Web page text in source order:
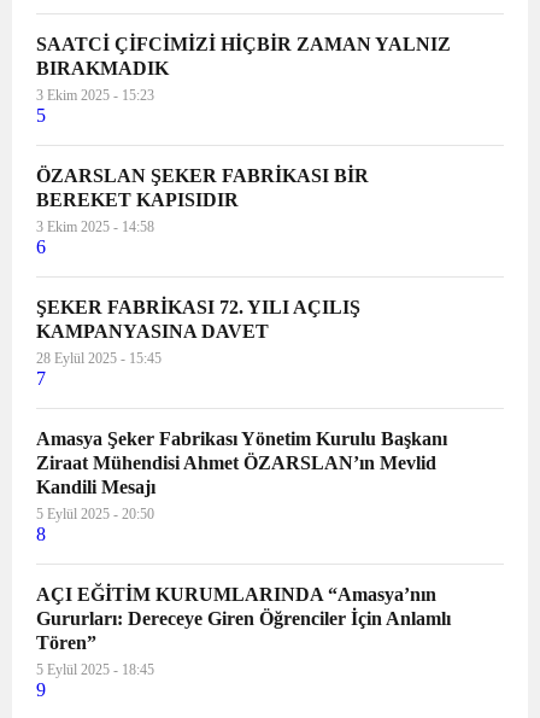
SAATCİ ÇİFCİMİZİ HİÇBİR ZAMAN YALNIZ
BIRAKMADIK
3 Ekim 2025 - 15:23
5
ÖZARSLAN ŞEKER FABRİKASI BİR
BEREKET KAPISIDIR
3 Ekim 2025 - 14:58
6
ŞEKER FABRİKASI 72. YILI AÇILIŞ
KAMPANYASINA DAVET
28 Eylül 2025 - 15:45
7
Amasya Şeker Fabrikası Yönetim Kurulu Başkanı
Ziraat Mühendisi Ahmet ÖZARSLAN’ın Mevlid
Kandili Mesajı
5 Eylül 2025 - 20:50
8
AÇI EĞİTİM KURUMLARINDA “Amasya’nın
Gururları: Dereceye Giren Öğrenciler İçin Anlamlı
Tören”
5 Eylül 2025 - 18:45
9